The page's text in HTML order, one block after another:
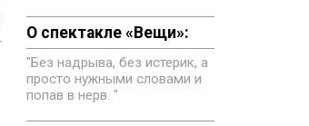
О спектакле «Вещи»:
"Без надрыва, без истерик, а
просто нужными словами и
попав в нерв. "